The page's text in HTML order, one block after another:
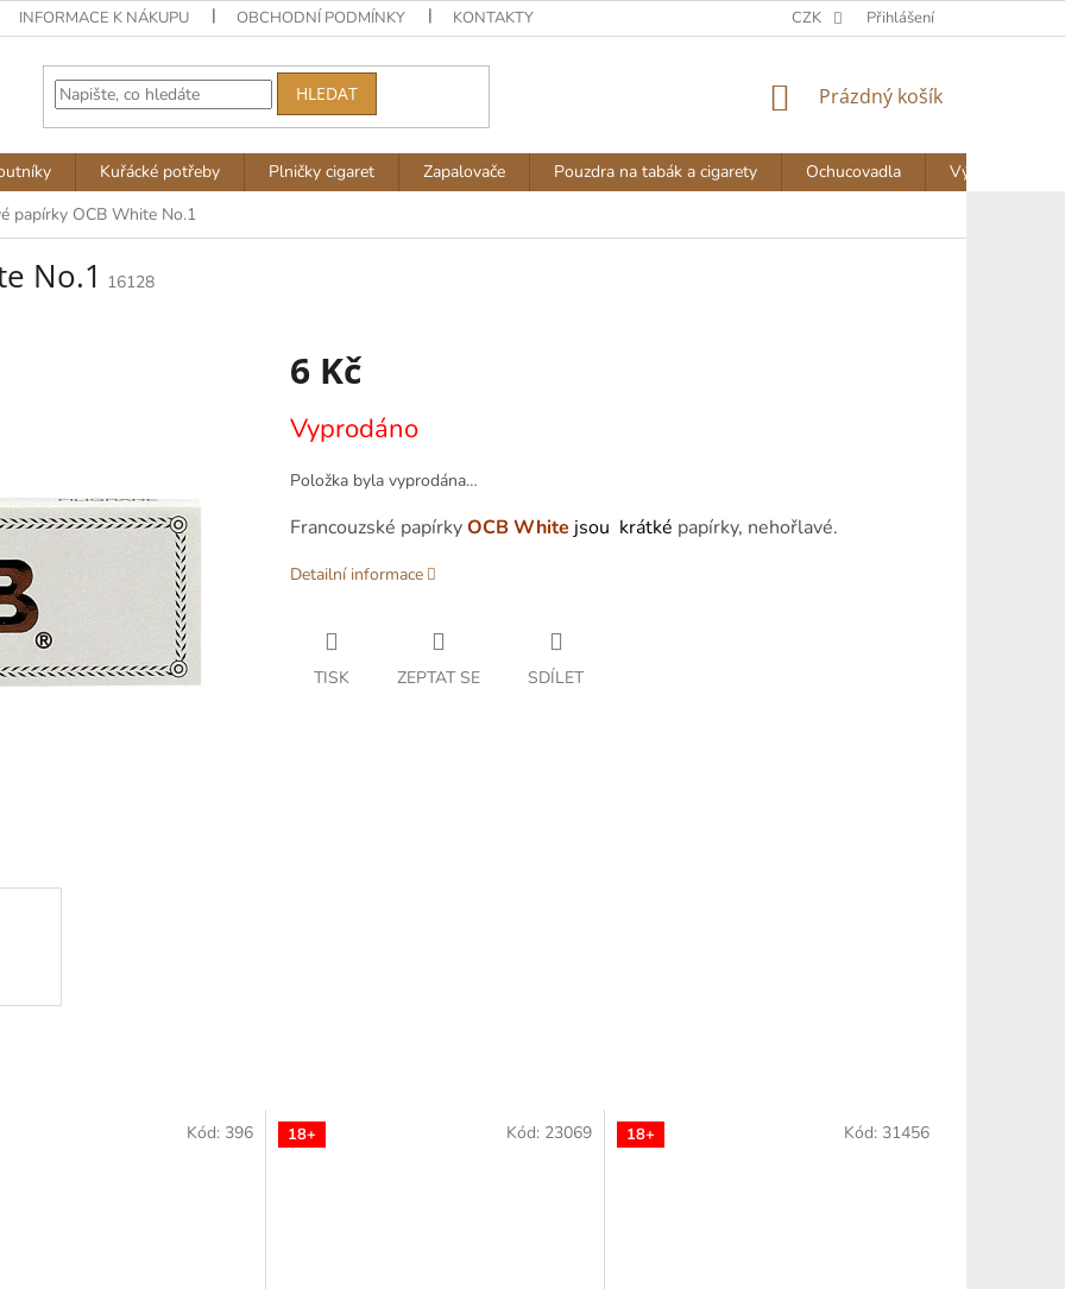
INFORMACE K NÁKUPU OBCHODNÍ PODMÍNKY KONTAKTY NAPIŠTE NÁM AKTUALITY
CZK Přihlášení
HLEDAT
NÁKUPNÍ
Prázdný košík
Kuřácké potřeby Plničky cigaret Zapalovače Pouzdra na tabák a cigarety Ochucovadla
Výprodej
papírky OCB White No.1
No.1 16128
6 Kč
cena:
Vyprodáno
Položka byla vyprodána…
Francouzské papírkyOCB White jsou krátké papírky, nehořlavé.
Detailní informace
TISK ZEPTAT SE SDÍLET
Kód: 396 18+ Kód: 23069 18+ Kód: 31456